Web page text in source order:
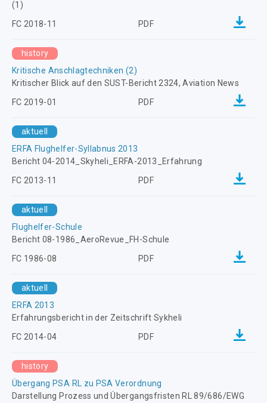
(1)
FC 2018-11
PDF
history
Kritische Anschlagtechniken (2)
Kritischer Blick auf den SUST-Bericht 2324, Aviation News
FC 2019-01
PDF
aktuell
ERFA Flughelfer-Syllabnus 2013
Bericht 04-2014_Skyheli_ERFA-2013_Erfahrung
FC 2013-11
PDF
aktuell
Flughelfer-Schule
Bericht 08-1986_AeroRevue_FH-Schule
FC 1986-08
PDF
aktuell
ERFA 2013
Erfahrungsbericht in der Zeitschrift Sykheli
FC 2014-04
PDF
history
Übergang PSA RL zu PSA Verordnung
Darstellung Prozess und Übergangsfristen RL 89/686/EWG